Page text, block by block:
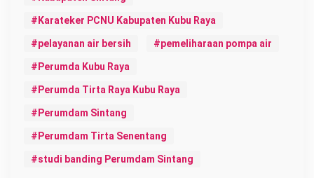
Karateker PCNU Kabupaten Kubu Raya
pelayanan air bersih pemeliharaan pompa air
Perumda Kubu Raya
Perumda Tirta Raya Kubu Raya
Perumdam Sintang
Perumdam Tirta Senentang
studi banding Perumdam Sintang